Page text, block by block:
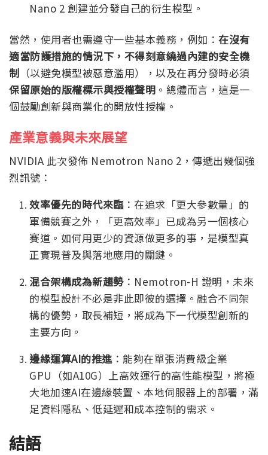
Nano 2 創建並分發自己的衍生模型。
當然，使用者也需遵守一些基本義務，例如： 在沒有
適當防護措施的情況下，不得刻意繞過內建的安全機
制 （以避免模型被惡意濫用），以及在再分發時必須
保留原始的版權標示與授權聲明 。總體而言，這是一
個鼓勵創新與商業化的開放性授權。
產業意義與未來展望
NVIDIA 此次發佈 Nemotron Nano 2，傳遞出幾個強
烈訊號：
效率優先的時代來臨：在追求「更大參數量」的
軍備競賽之外，「更高效率」已成為另一個核心
賽道。如何用更少的資源做更多的事，是模型真
正實現普及與落地應用的關鍵。
混合架構成為新趨勢：Nemotron-H 證明，未來
的模型設計不必是非此即彼的選擇。融合不同架
構的優勢，取長補短，將成為下一代模型創新的
主要方向。
邊緣運算AI的推進 ：能夠在單張消費級企業
GPU（如A10G）上高效運行的高性能模型，將極
大地加速AI在邊緣裝置、本地伺服器上的部署，滿
足資料隱私、低延遲和成本控制的需求。
結語